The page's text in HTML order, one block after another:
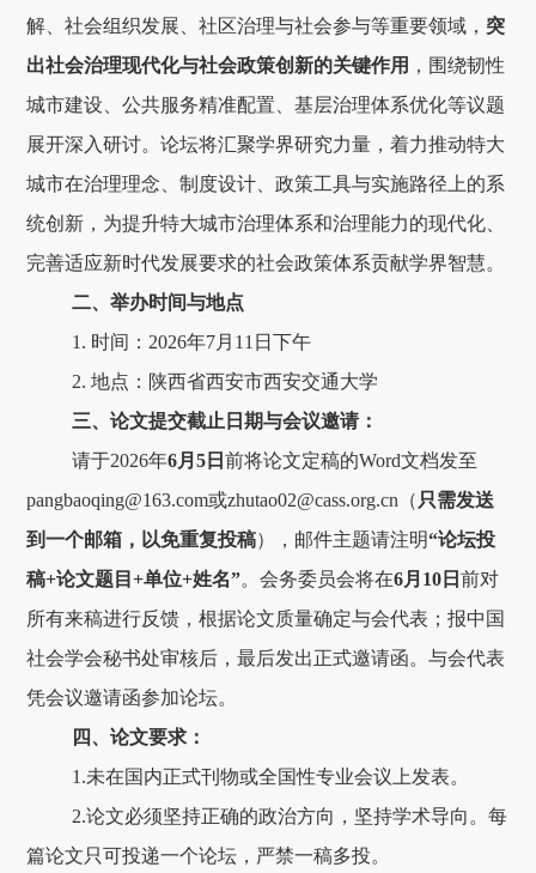
解、社会组织发展、社区治理与社会参与等重要领域， 突
出社会治理现代化与社会政策创新的关键作用 ，围绕韧性
城市建设、公共服务精准配置、基层治理体系优化等议题
展开深入研讨。论坛将汇聚学界研究力量，着力推动特大
城市在治理理念、制度设计、政策工具与实施路径上的系
统创新，为提升特大城市治理体系和治理能力的现代化、
完善适应新时代发展要求的社会政策体系贡献学界智慧。
二、举办时间与地点
1. 时间：2026年7月11日下午
2. 地点：陕西省西安市西安交通大学
三、论文提交截止日期与会议邀请：
请于2026年6月5日 前将论文定稿的Word文档发至
pangbaoqing@163.com或zhutao02@cass.org.cn（ 只需发送
到一个邮箱，以免重复投稿），邮件主题请注明“论坛投
稿+论文题目+单位+姓名”。会务委员会将在6月 10 日前对
所有来稿进行反馈，根据论文质量确定与会代表；报中国
社会学会秘书处审核后，最后发出正式邀请函。与会代表
凭会议邀请函参加论坛。
四、论文要求：
1.未在国内正式刊物或全国性专业会议上发表。
2.论文必须坚持正确的政治方向，坚持学术导向。每
篇论文只可投递一个论坛，严禁一稿多投。